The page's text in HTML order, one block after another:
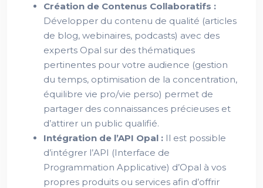
Création de Contenus Collaboratifs :
Développer du contenu de qualité (articles
de blog, webinaires, podcasts) avec des
experts Opal sur des thématiques
pertinentes pour votre audience (gestion
du temps, optimisation de la concentration,
équilibre vie pro/vie perso) permet de
partager des connaissances précieuses et
d’attirer un public qualifié.
Intégration de l’API Opal : Il est possible
d’intégrer l’API (Interface de
Programmation Applicative) d’Opal à vos
propres produits ou services afin d’offrir